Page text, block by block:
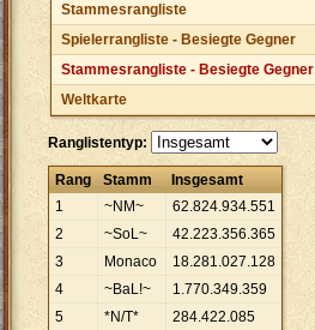
Stammesrangliste
Spielerrangliste - Besiegte Gegner
Stammesrangliste - Besiegte Gegner
Weltkarte
Ranglistentyp:
Rang Stamm
Insgesamt
1
~NM~ 62.824.934.551
2
~SoL~ 42.223.356.365
3
Monaco 18.281.027.128
4
~BaL!~ 1.770.349.359
5
*N/T* 284.422.085